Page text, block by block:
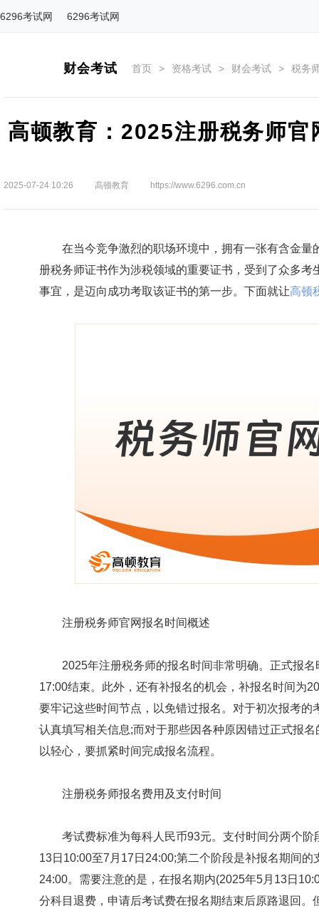
6296考试网 6296考试网
财会考试 首页 > 资格考试 > 财会考试 > 税务
高顿教育：2025注册税务师
2025-07-24 10:26 高顿教育 https://www.6296.com.cn
在当今竞争激烈的职场环境中，拥有一张有含金量
册税务师证书作为涉税领域的重要证书，受到了众多
事宜，是迈向成功考取该证书的第一步。下面就让高顿
注册税务师官网报名时间概述
2025年注册税务师的报名时间非常明确。正式报名
17:00结束。此外，还有补报名的机会，补报名时间为
要牢记这些时间节点，以免错过报名。对于初次报考
认真填写相关信息;而对于那些因各种原因错过正式报
以轻心，要抓紧时间完成报名流程。
注册税务师报名费用及支付时间
考试费标准为每科人民币93元。支付时间分两个阶
13日10:00至7月17日24:00;第二个阶段是补报名期间
24:00。需要注意的是，在报名期内(2025年5月13日
分科目退费，申请后考试费在报名期结束后原路退回